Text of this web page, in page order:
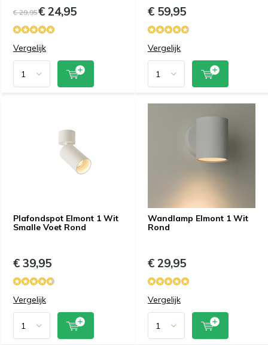
€ 29,95€ 24,95
Vergelijk
€ 59,95
Vergelijk
Plafondspot Elmont 1 Wit
Smalle Voet Rond
€ 39,95
Vergelijk
Wandlamp Elmont 1 Wit
Rond
€ 29,95
Vergelijk